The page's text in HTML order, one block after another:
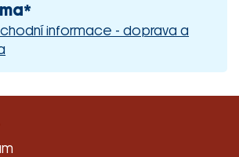
informace - doprava a